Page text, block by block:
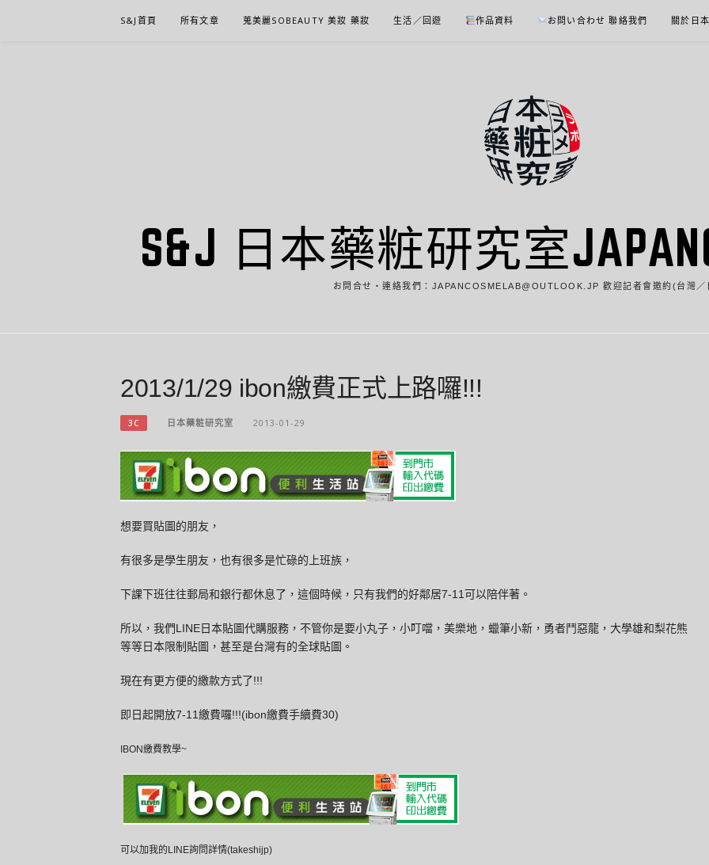
S&J首頁 所有文章 蒐美麗SOBEAUTY 美妝 藥妝 生活／回遊 作品資料 お問い合わせ 聯絡我們 關於日
S&J 日本藥粧研究室
お問合せ・連絡我們：JAPANCOSMELAB@OUTLOOK.JP 歡迎記者會邀約(台灣／
2013/1/29 ibon繳費正式上路囉!!!
3C 日本藥粧研究室 2013-01-29
想要買貼圖的朋友，
有很多是學生朋友，也有很多是忙碌的上班族，
下課下班往往郵局和銀行都休息了，這個時候，只有我們的好鄰居7-11可以陪伴著。
所以，我們LINE日本貼圖代購服務，不管你是要小丸子，小叮噹，美樂地，蠟筆小新，勇者鬥惡龍，大學雄和梨花熊
等等日本限制貼圖，甚至是台灣有的全球貼圖。
現在有更方便的繳款方式了!!!
即日起開放7-11繳費囉!!!(ibon繳費手續費30)
IBON繳費教學~
可以加我的LINE詢問詳情(takeshijp)